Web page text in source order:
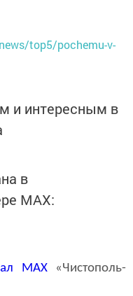
top5/pochemu-v-
и интересным в
в
MАХ:
MAX«Чистополь-